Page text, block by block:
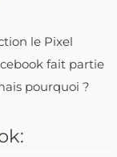
le Pixel
fait partie
pourquoi ?